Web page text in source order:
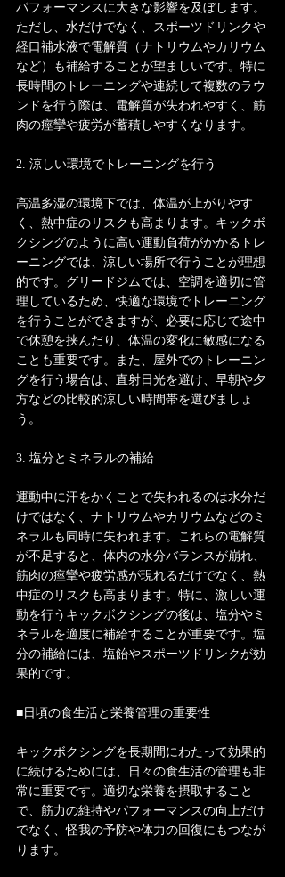
パフォーマンスに大きな影響を及ぼします。
ただし、水だけでなく、スポーツドリンクや
経口補水液で電解質（ナトリウムやカリウム
など）も補給することが望ましいです。特に
長時間のトレーニングや連続して複数のラウ
ンドを行う際は、電解質が失われやすく、筋
肉の痙攣や疲労が蓄積しやすくなります。
2. 涼しい環境でトレーニングを行う
高温多湿の環境下では、体温が上がりやす
く、熱中症のリスクも高まります。キックボ
クシングのように高い運動負荷がかかるトレ
ーニングでは、涼しい場所で行うことが理想
的です。グリードジムでは、空調を適切に管
理しているため、快適な環境でトレーニング
を行うことができますが、必要に応じて途中
で休憩を挟んだり、体温の変化に敏感になる
ことも重要です。また、屋外でのトレーニン
グを行う場合は、直射日光を避け、早朝や夕
方などの比較的涼しい時間帯を選びましょ
う。
3. 塩分とミネラルの補給
運動中に汗をかくことで失われるのは水分だ
けではなく、ナトリウムやカリウムなどのミ
ネラルも同時に失われます。これらの電解質
が不足すると、体内の水分バランスが崩れ、
筋肉の痙攣や疲労感が現れるだけでなく、熱
中症のリスクも高まります。特に、激しい運
動を行うキックボクシングの後は、塩分やミ
ネラルを適度に補給することが重要です。塩
分の補給には、塩飴やスポーツドリンクが効
果的です。
■日頃の食生活と栄養管理の重要性
キックボクシングを長期間にわたって効果的
に続けるためには、日々の食生活の管理も非
常に重要です。適切な栄養を摂取すること
で、筋力の維持やパフォーマンスの向上だけ
でなく、怪我の予防や体力の回復にもつなが
ります。